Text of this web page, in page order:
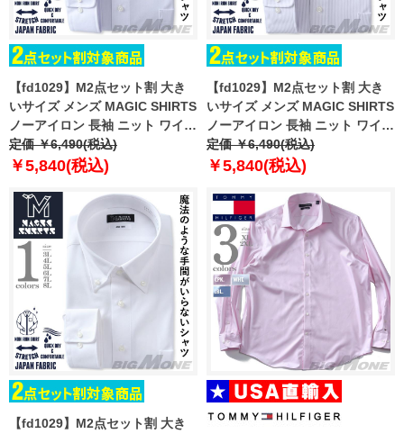
【fd1029】M2点セット割 大き
いサイズ メンズ MAGIC SHIRTS
ノーアイロン 長袖 ニット ワイシ
ャツ ボタンダウン 吸水速乾 スト
レッチ 日本製生地使用 ewma99-
定価 ￥6,490(税込)
￥5,840(税込)
【fd1029】M2点セット割 大き
いサイズ メンズ MAGIC SHIRTS
ノーアイロン 長袖 ニット ワイシ
ャツ ボタンダウン 吸水速乾 スト
レッチ 日本製生地使用 ewma99-
定価 ￥6,490(税込)
￥5,840(税込)
【fd1029】M2点セット割 大き